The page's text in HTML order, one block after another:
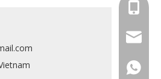
+86-
+86-